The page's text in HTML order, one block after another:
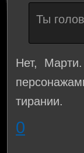
Ты
Нет,
тирании.
0